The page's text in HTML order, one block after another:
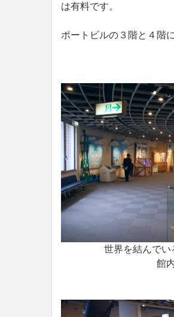
は有料です。
ポートビルの３階と４階
世界を結んでい
館